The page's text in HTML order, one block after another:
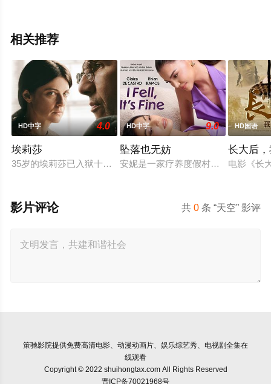
相关推荐
HD中字 4.0
埃莉莎
35岁的埃莉莎已入狱十年，她因杀害姐姐并焚烧尸体被判有罪
HD中字 9.0
坠落也无妨
安妮是一家疗养度假村的老板，向来
HD国语
长大后
电影《长
共0 条 “天空” 影评
影片评论
策驰影院提供免费高清电影、动漫动画片、娱乐综艺秀、电视剧全集在
线观看
Copyright © 2022 shuihongtax.com All Rights Reserved
晋ICP备70021968号